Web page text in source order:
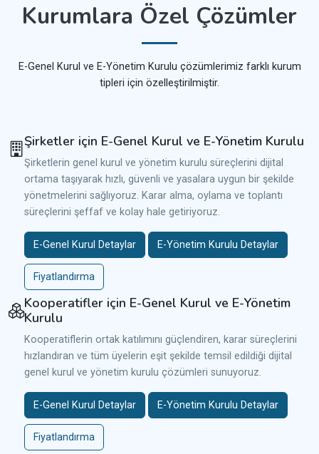
Kurumlara Özel Çözümler
E-Genel Kurul ve E-Yönetim Kurulu çözümlerimiz farklı kurum
tipleri için özelleştirilmiştir.
Şirketler için E-Genel Kurul ve E-Yönetim Kurulu
Şirketlerin genel kurul ve yönetim kurulu süreçlerini dijital
ortama taşıyarak hızlı, güvenli ve yasalara uygun bir şekilde
yönetmelerini sağlıyoruz. Karar alma, oylama ve toplantı
süreçlerini şeffaf ve kolay hale getiriyoruz.
E-Genel Kurul Detaylar E-Yönetim Kurulu Detaylar
Fiyatlandırma
Kooperatifler için E-Genel Kurul ve E-Yönetim
Kurulu
Kooperatiflerin ortak katılımını güçlendiren, karar süreçlerini
hızlandıran ve tüm üyelerin eşit şekilde temsil edildiği dijital
genel kurul ve yönetim kurulu çözümleri sunuyoruz.
E-Genel Kurul Detaylar E-Yönetim Kurulu Detaylar
Fiyatlandırma